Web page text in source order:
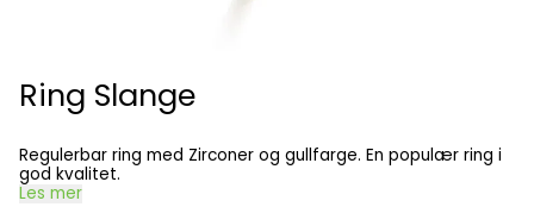
Ring Slange
Regulerbar ring med Zirconer og gullfarge. En populær ring i
god kvalitet.
Les mer